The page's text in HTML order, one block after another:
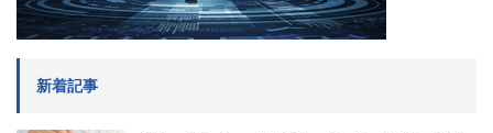
新着記事